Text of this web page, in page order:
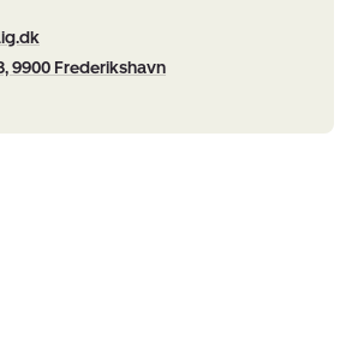
9900 Frederikshavn